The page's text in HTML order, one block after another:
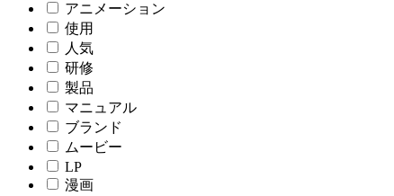
アニメーション
使用
人気
研修
製品
マニュアル
ブランド
ムービー
LP
漫画